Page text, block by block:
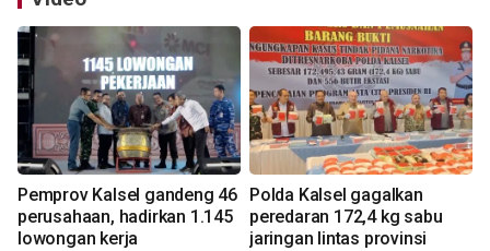
Pemprov Kalsel gandeng 46
perusahaan, hadirkan 1.145
lowongan kerja
Polda Kalsel gagalkan
peredaran 172,4 kg sabu
jaringan lintas provinsi